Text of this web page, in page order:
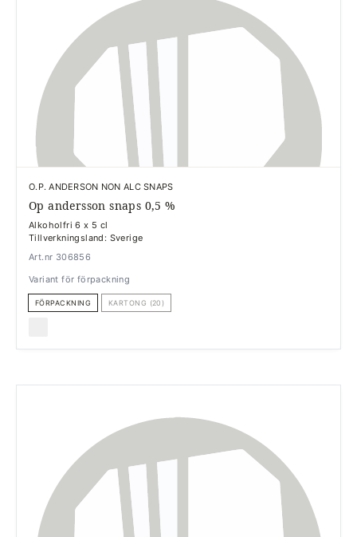
O.P. ANDERSON NON ALC SNAPS
Op andersson snaps 0,5 %
Alkoholfri 6 x 5 cl
Tillverkningsland: Sverige
Art.nr 306856
Variant för förpackning
FÖRPACKNING KARTONG (20)